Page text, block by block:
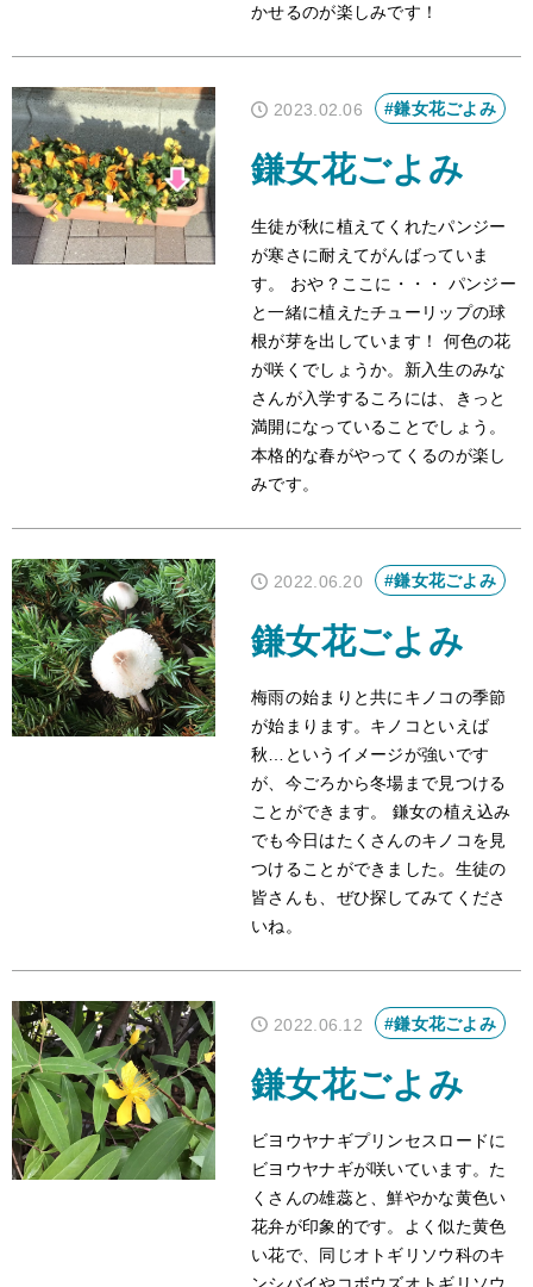
かせるのが楽しみです！
2023.02.06 #鎌女花ごよみ
鎌女花ごよみ
生徒が秋に植えてくれたパンジー
が寒さに耐えてがんばっていま
す。 おや？ここに・・・ パンジー
と一緒に植えたチューリップの球
根が芽を出しています！ 何色の花
が咲くでしょうか。新入生のみな
さんが入学するころには、きっと
満開になっていることでしょう。
本格的な春がやってくるのが楽し
みです。
2022.06.20 #鎌女花ごよみ
鎌女花ごよみ
梅雨の始まりと共にキノコの季節
が始まります。キノコといえば
秋…というイメージが強いです
が、今ごろから冬場まで見つける
ことができます。 鎌女の植え込み
でも今日はたくさんのキノコを見
つけることができました。生徒の
皆さんも、ぜひ探してみてくださ
いね。
2022.06.12 #鎌女花ごよみ
鎌女花ごよみ
ビヨウヤナギプリンセスロードに
ビヨウヤナギが咲いています。た
くさんの雄蕊と、鮮やかな黄色い
花弁が印象的です。よく似た黄色
い花で、同じオトギリソウ科のキ